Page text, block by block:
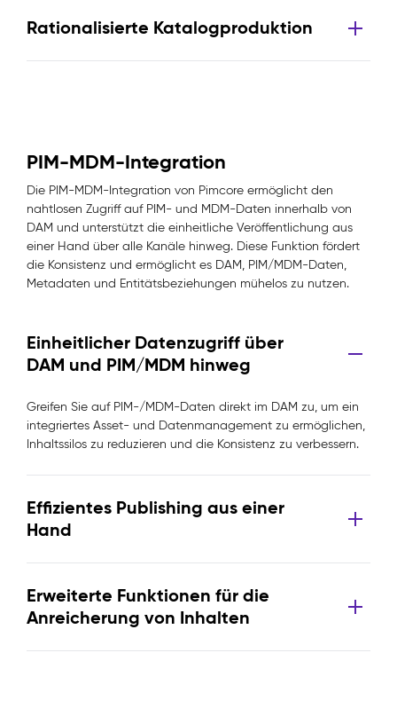
Rationalisierte Katalogproduktion
PIM-MDM-Integration
Die PIM-MDM-Integration von Pimcore ermöglicht den
nahtlosen Zugriff auf PIM- und MDM-Daten innerhalb von
DAM und unterstützt die einheitliche Veröffentlichung aus
einer Hand über alle Kanäle hinweg. Diese Funktion fördert
die Konsistenz und ermöglicht es DAM, PIM/MDM-Daten,
Metadaten und Entitätsbeziehungen mühelos zu nutzen.
Einheitlicher Datenzugriff über
DAM und PIM/MDM hinweg
Greifen Sie auf PIM-/MDM-Daten direkt im DAM zu, um ein
integriertes Asset- und Datenmanagement zu ermöglichen,
Inhaltssilos zu reduzieren und die Konsistenz zu verbessern.
Effizientes Publishing aus einer
Hand
Erweiterte Funktionen für die
Anreicherung von Inhalten